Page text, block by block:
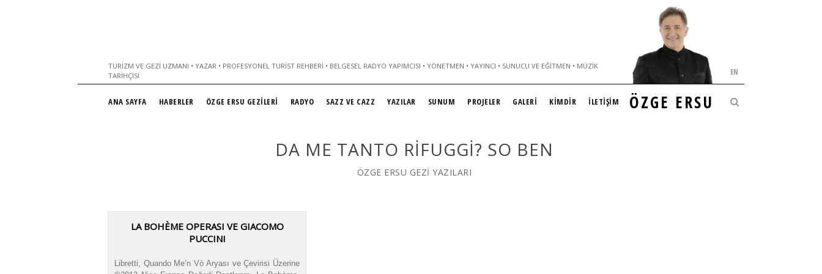
TURIZM VE GEZI UZMANI • YAZAR • PROFESYONEL TURIST REHBERI • BELGESEL RADYO YAPIMCISI • YÖNETMEN • YAYINCI • SUNUCU VE EĞITMEN • MÜZIK
TARIHÇISI
ÖZGE ERSU
EN
ANA SAYFA HABERLER ÖZGE ERSU GEZİLERİ RADYO SAZZ VE CAZZ YAZILAR SUNUM PROJELER GALERİ KİMDİR İLETİŞİM
DA ME TANTO RIFUGGI? SO BEN
ÖZGE ERSU GEZİ YAZILARI
LA BOHÈME OPERASI VE GIACOMO
PUCCINI
Libretti, Quando Me’n Vò Aryası ve Çevirisi Üzerine